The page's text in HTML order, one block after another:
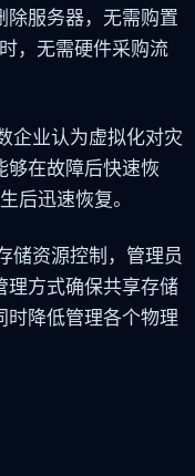
除服务器，无需购置
，无需硬件采购流
企业认为虚拟化对灾
够在故障后快速恢
后迅速恢复。
储资源控制，管理员
理方式确保共享存储
时降低管理各个物理